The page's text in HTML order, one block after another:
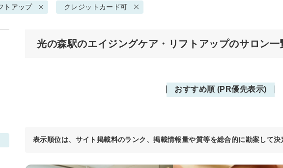
トアップ クレジットカード可
光の森駅のエイジングケア・リフトアップのサロン一
おすすめ順 (PR優先表示)
表示順位は、サイト掲載料のランク、掲載情報量や質等を総合的に勘案して決